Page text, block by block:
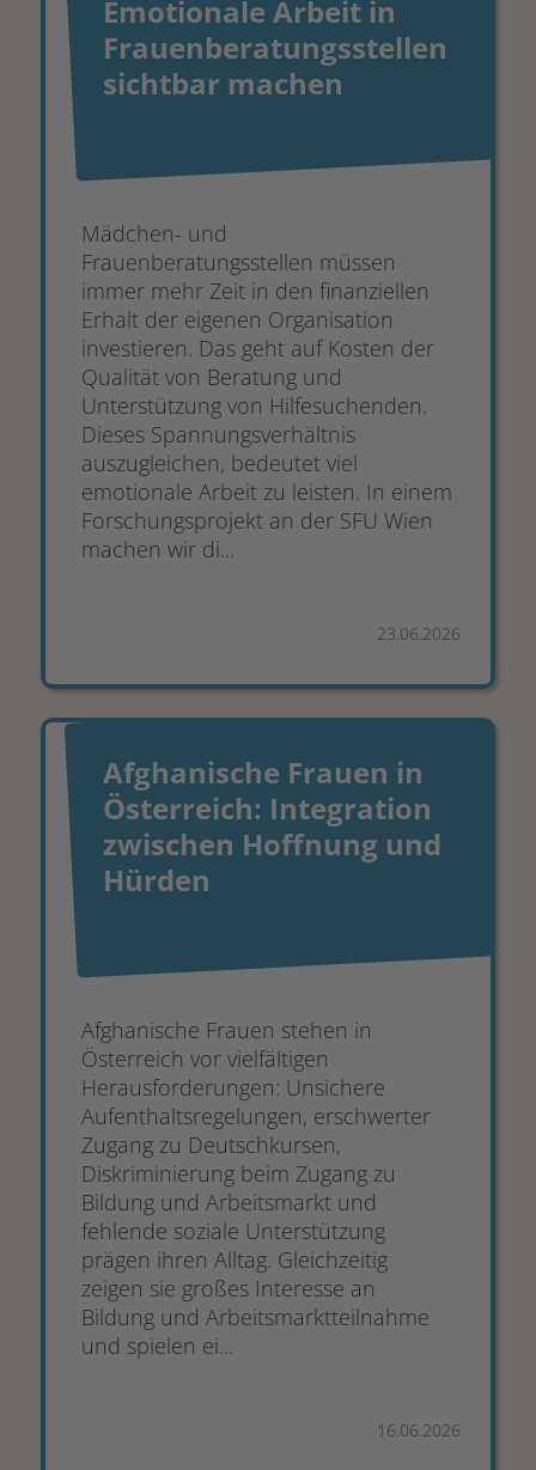
Emotionale Arbeit in
Frauenberatungsstellen
sichtbar machen
Mädchen- und
Frauenberatungsstellen müssen
immer mehr Zeit in den finanziellen
Erhalt der eigenen Organisation
investieren. Das geht auf Kosten der
Qualität von Beratung und
Unterstützung von Hilfesuchenden.
Dieses Spannungsverhältnis
auszugleichen, bedeutet viel
emotionale Arbeit zu leisten. In einem
Forschungsprojekt an der SFU Wien
machen wir di...
23.06.2026
Afghanische Frauen in
Österreich: Integration
zwischen Hoffnung und
Hürden
Afghanische Frauen stehen in
Österreich vor vielfältigen
Herausforderungen: Unsichere
Aufenthaltsregelungen, erschwerter
Zugang zu Deutschkursen,
Diskriminierung beim Zugang zu
Bildung und Arbeitsmarkt und
fehlende soziale Unterstützung
prägen ihren Alltag. Gleichzeitig
zeigen sie großes Interesse an
Bildung und Arbeitsmarktteilnahme
und spielen ei...
16.06.2026